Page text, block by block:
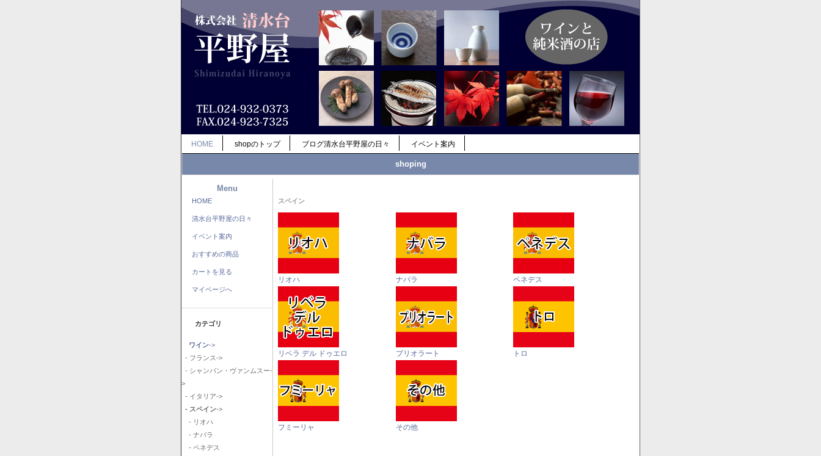
HOME shopのトップ ブログ清水台平野屋の日々 イベント案内
shoping
Menu
HOME
清水台平野屋の日々
イベント案内
おすすめの商品
カートを見る
マイページへ
カテゴリ
ワイン->
- フランス->
- シャンパン・ヴァンムスー-
>
- イタリア->
- スペイン->
- リオハ
- ナバラ
- ペネデス
スペイン
リオハ ナバラ ペネデス
リベラ デル ドゥエロ プリオラート トロ
フミーリャ その他